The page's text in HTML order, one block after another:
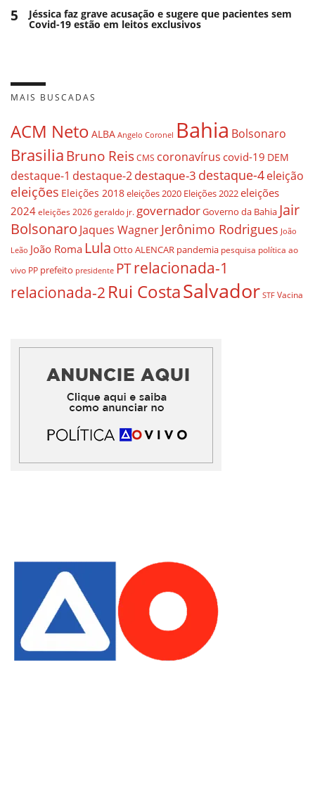
5 Jéssica faz grave acusação e sugere que pacientes sem
Covid-19 estão em leitos exclusivos
MAIS BUSCADAS
ACM Neto ALBA Angelo Coronel Bahia Bolsonaro
BrasiliaBruno ReisCMS coronavírus covid-19 DEM
destaque-1 destaque-2destaque-3 destaque-4eleição
eleições Eleições 2018eleições 2020 Eleições 2022eleições
2024 eleições 2026 geraldo jr. governadorGoverno da Bahia Jair
Bolsonaro Jaques WagnerJerônimo Rodrigues João
Leão João Roma Lula Otto ALENCAR pandemia pesquisa política ao
vivo PP prefeito presidente PTrelacionada-1
relacionada-2 Rui CostaSalvador STF Vacina